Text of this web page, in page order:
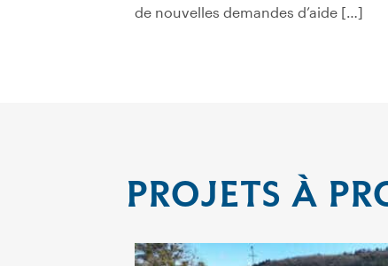
de nouvelles demandes d’aide […]
PROJETS À